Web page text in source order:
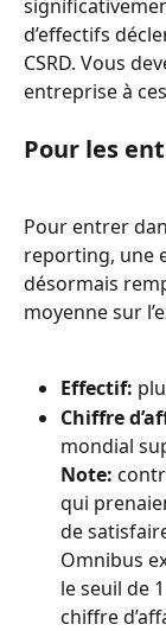
d’effectifs
CSRD. Vous
entreprise à
Pour les
Pour entrer
reporting, une
désormais
moyenne sur
Effectif:
Chiffre
mondial
Note:
qui
de
Omnibus
le seuil de
chiffre